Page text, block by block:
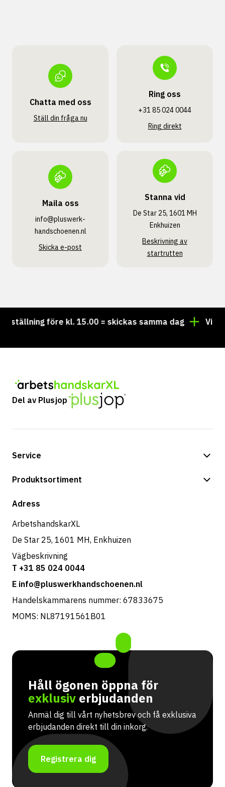
Chatta med oss
Ställ din fråga nu
Ring oss
+31 85 024 0044
Ring direkt
Maila oss
info@pluswerk­
handschoenen.nl
Skicka e-post
Stanna vid
De Star 25, 1601 MH
Enkhuizen
Beskrivning av
startrutten
före kl. 15.00 = skickas samma dag Vill du
Del av Plusjop
Service
Betalningsalternativ
Returer & service
Produktsortiment
Butik
Adress
ArbetshandskarXL
De Star 25, 1601 MH, Enkhuizen
Vägbeskrivning
T +31 85 024 0044
E info@pluswerkhandschoenen.nl
Handelskammarens nummer: 67833675
MOMS: NL87191561B01
Håll ögonen öppna för
exklusiv erbjudanden
Anmäl dig till vårt nyhetsbrev och få exklusiva
erbjudanden direkt till din inkorg.
Registrera dig